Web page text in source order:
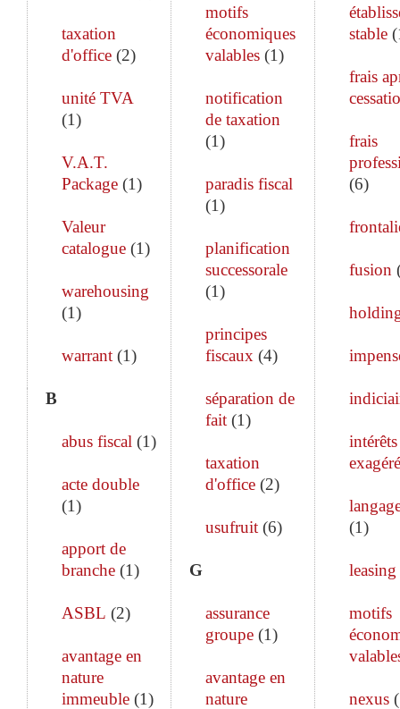
taxation
d'office (2)
unité TVA
(1)
V.A.T.
Package (1)
Valeur
catalogue (1)
warehousing
(1)
warrant (1)
B
abus fiscal (1)
acte double
(1)
apport de
branche (1)
ASBL (2)
avantage en
nature
immeuble (1)
motifs
économiques
valables(1)
notification
de taxation
(1)
paradis fiscal
(1)
planification
successorale
(1)
principes
fiscaux (4)
séparation de
fait(1)
taxation
d'office(2)
usufruit(6)
G
assurance
groupe(1)
avantage en
nature
stable(
frais
frais
(6)
fusion
intérêts
(1)
leasing
motifs
nexus(